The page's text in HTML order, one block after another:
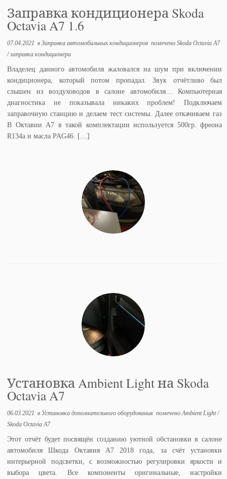
Заправка кондиционера Skoda
Octavia A7 1.6
07.04.2021 вЗаправка автомобильных кондиционеров помеченоSkoda Octavia A7
/заправка кондиционера
Владелец данного автомобиля жаловался на шум при включении
кондиционера, который потом пропадал. Звук отчётливо был
слышен из воздуховодов в салоне автомобиля… Компьютерная
диагностика не показывала никаких проблем! Подключаем
заправочную станцию и делаем тест системы. Далее откачиваем газ
В Октавии А7 в такой комплектации используется 500гр. фреона
R134a и масла PAG46. […]
Установка Ambient Light на Skoda
Octavia A7
06.03.2021 в Установка дополнительного оборудования помеченоAmbient Light/
Skoda Octavia A7
Этот отчёт будет посвящён созданию уютной обстановки в салоне
автомобиля Шкода Октавия А7 2018 года, за счёт установки
интерьерной подсветки, с возможностью регулировки яркости и
выбора цвета. Все компоненты оригинальные, настройки